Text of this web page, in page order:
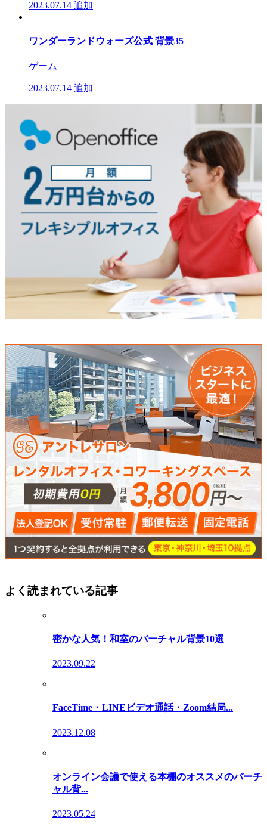
2023.07.14 追加
ワンダーランドウォーズ公式 背景35
ゲーム
2023.07.14 追加
よく読まれている記事
密かな人気！和室のバーチャル背景10選
2023.09.22
FaceTime・LINEビデオ通話・Zoom結局...
2023.12.08
オンライン会議で使える本棚のオススメのバーチ
ャル背...
2023.05.24